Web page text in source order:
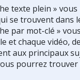
texte plein »
se trouvent dans
par mot-clé »
et chaque vidéo,
aux principaux
pourrez